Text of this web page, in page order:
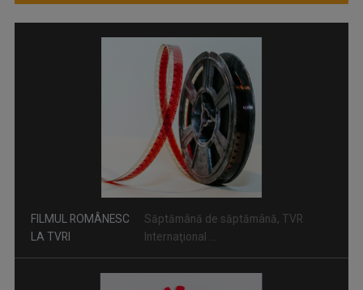
UN DOCTOR PENTRU DUMNEAVOASTRĂ
Medicii români, specialiști de renume, ...